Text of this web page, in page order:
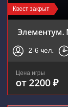
Квест закрыт
2-6 чел.
Цена игры
от 2200 ₽